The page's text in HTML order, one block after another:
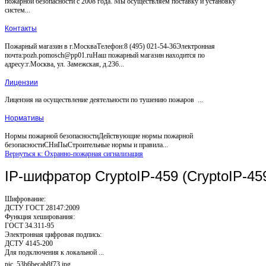
систем...
Контакты
Пожарный магазин в г.МоскваТелефон:8 (495) 021-54-36Электронная
почта:pozh.pomosch@pp01.ruНаш пожарный магазин находится по
адресу:г.Москва, ул. Замежская, д.236...
Лицензии
Лицензия на осуществление деятельности по тушению пожаров ...
Нормативы
Нормы пожарной безопасностиДействующие нормы пожарной
безопасностиСНиПыСтроительные нормы и правила...
Вернуться к: Охранно-пожарная сигнализация
IP-шифратор CryptoIP-459 (CryptoIP-
Шифрование:
ДСТУ ГОСТ 28147:2009
Функция хеширования:
ГОСТ 34.311-95
Электронная цифровая подпись:
ДСТУ 4145-200
Для подключения к локальной ...
pic_53b6becab8f73.jpg